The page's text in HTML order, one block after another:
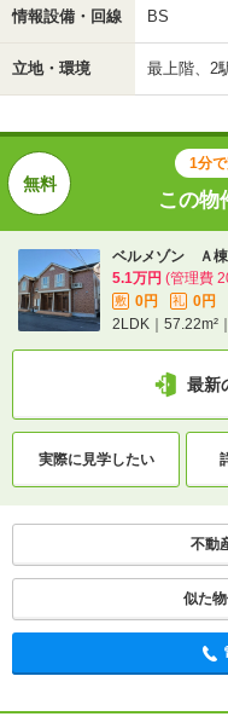
情報設備・回線 BS
立地・環境 最上階、2
1分
この物
ベルメゾン Ａ
5.1万円 (管理費
敷 0円 礼
0円
2LDK｜57.22m²
最新
実際に見学したい
不動
似た